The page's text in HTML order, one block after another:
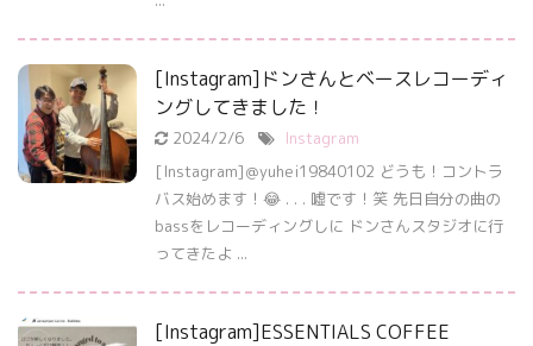
[Instagram]ドンさんとベースレコーディ
ングしてきました！
2024/2/6
Instagram
[Instagram]＠yuhei19840102 どうも！コントラ
バス始めます！😂 . . . 嘘です！笑 先日自分の曲の
bassをレコーディングしに ドンさんスタジオに行
ってきたよ ...
[Instagram]ESSENTIALS COFFEE